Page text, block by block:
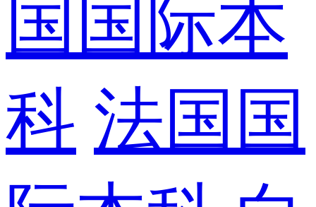
国国际本
科 法国国